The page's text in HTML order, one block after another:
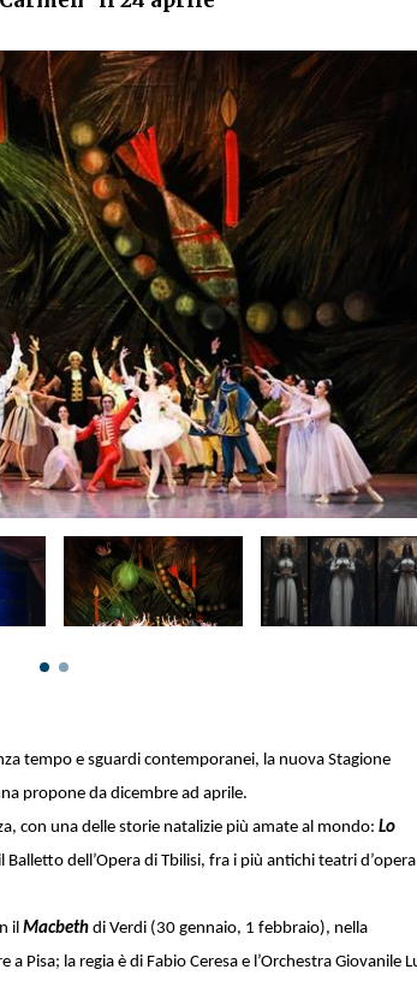
tempo e sguardi contemporanei, la nuova Stagione
propone da dicembre ad aprile.
con una delle storie natalizie più amate al mondo: Lo
dell’Opera di Tbilisi, fra i più antichi teatri d’opera
il Macbeth di Verdi (30 gennaio, 1 febbraio), nella
Pisa; la regia è di Fabio Ceresa e l’Orchestra Giovanile